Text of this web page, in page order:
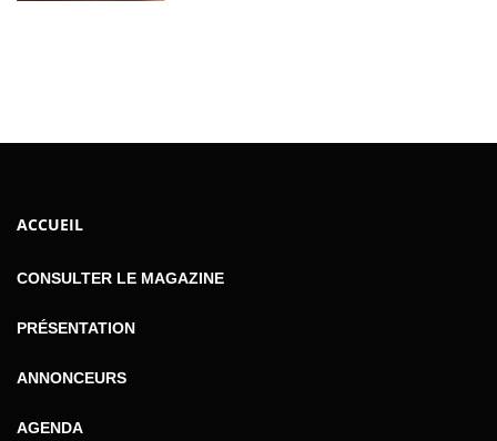
ACCUEIL
CONSULTER LE MAGAZINE
PRÉSENTATION
ANNONCEURS
AGENDA